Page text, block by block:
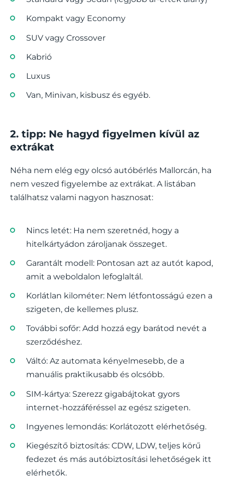
Kompakt vagy Economy
SUV vagy Crossover
Kabrió
Luxus
Van, Minivan, kisbusz és egyéb.
2. tipp: Ne hagyd figyelmen kívül az
extrákat
Néha nem elég egy olcsó autóbérlés Mallorcán, ha
nem veszed figyelembe az extrákat. A listában
találhatsz valami nagyon hasznosat:
Nincs letét: Ha nem szeretnéd, hogy a
hitelkártyádon zároljanak összeget.
Garantált modell: Pontosan azt az autót kapod,
amit a weboldalon lefoglaltál.
Korlátlan kilométer: Nem létfontosságú ezen a
szigeten, de kellemes plusz.
További sofőr: Add hozzá egy barátod nevét a
szerződéshez.
Váltó: Az automata kényelmesebb, de a
manuális praktikusabb és olcsóbb.
SIM-kártya: Szerezz gigabájtokat gyors
internet-hozzáféréssel az egész szigeten.
Ingyenes lemondás: Korlátozott elérhetőség.
Kiegészítő biztosítás: CDW, LDW, teljes körű
fedezet és más autóbiztosítási lehetőségek itt
elérhetők.